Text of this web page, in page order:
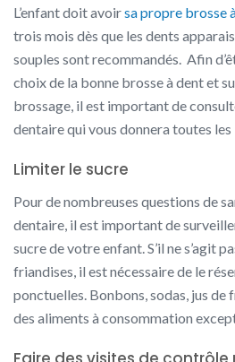
L’enfant doit avoirsa propre brosse
trois mois dès que les dents
souples sont recommandés. Afin
choix de la bonne brosse à dent et
brossage, il est important de
dentaire qui vous donnera toutes
Limiter le sucre
Pour de nombreuses questions de
dentaire, il est important de
sucre de votre enfant. S’il ne s’agit
friandises, il est nécessaire de le
ponctuelles. Bonbons, sodas, jus
des aliments à consommation